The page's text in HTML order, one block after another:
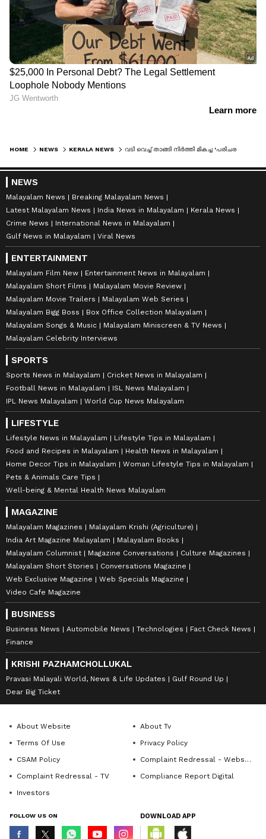
HOME NEWS KERALA NEWS വടി വെച്ച് താങ്ങി നിര്‍ത്തി മികച്ച 'പരിചരണം'; കുറ്റിക്കാട് നിറഞ്ഞ സ്ഥലത്ത് കഞ്ചാവ് ചെടി കണ്ടെത്തിയത് നാട്ടുകാര്‍
NEWS
Malayalam News
Breaking Malayalam News
Latest Malayalam News
India News in Malayalam
Kerala News
Crime News
International News in Malayalam
Gulf News in Malayalam
Viral News
ENTERTAINMENT
Malayalam Film New
Entertainment News in Malayalam
Malayalam Short Films
Malayalam Movie Review
Malayalam Movie Trailers
Malayalam Web Series
Malayalam Bigg Boss
Box Office Collection Malayalam
Malayalam Songs & Music
Malayalam Miniscreen & TV News
Malayalam Celebrity Interviews
SPORTS
Sports News in Malayalam
Cricket News in Malayalam
Football News in Malayalam
ISL News Malayalam
IPL News Malayalam
World Cup News Malayalam
LIFESTYLE
Lifestyle News in Malayalam
Lifestyle Tips in Malayalam
Food and Recipes in Malayalam
Health News in Malayalam
Home Decor Tips in Malayalam
Woman Lifestyle Tips in Malayalam
Pets & Animals Care Tips
Well-being & Mental Health News Malayalam
MAGAZINE
Malayalam Magazines
Malayalam Krishi (Agriculture)
India Art Magazine Malayalam
Malayalam Books
Malayalam Columnist
Magazine Conversations
Culture Magazines
Malayalam Short Stories
Conversations Magazine
Web Exclusive Magazine
Web Specials Magazine
Video Cafe Magazine
BUSINESS
Business News Automobile News Technologies
Fact Check News
Finance
KRISHI PAZHAMCHOLLUKAL
Pravasi Malayali World, News & Life Updates
Gulf Round Up
Dear Big Ticket
About Website
About Tv
Terms Of Use
Privacy Policy
CSAM Policy
Complaint Redressal - Website
Complaint Redressal - TV
Compliance Report Digital
Investors
FOLLOW US ON DOWNLOAD APP